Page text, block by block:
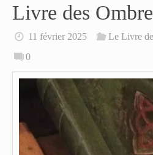
Livre des
11 février 2025 Le Livre
0